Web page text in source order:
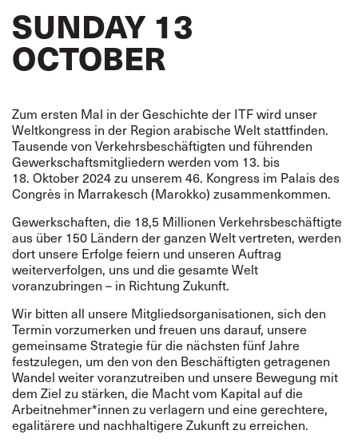
SUNDAY 13
OCTOBER
Zum ersten Mal in der Geschichte der ITF wird unser
Weltkongress in der Region arabische Welt stattfinden.
Tausende von Verkehrsbeschäftigten und führenden
Gewerkschaftsmitgliedern werden vom 13. bis
18. Oktober 2024 zu unserem 46. Kongress im Palais des
Congrès in Marrakesch (Marokko) zusammenkommen.
Gewerkschaften, die 18,5 Millionen Verkehrsbeschäftigte
aus über 150 Ländern der ganzen Welt vertreten, werden
dort unsere Erfolge feiern und unseren Auftrag
weiterverfolgen, uns und die gesamte Welt
voranzubringen – in Richtung Zukunft.
Wir bitten all unsere Mitgliedsorganisationen, sich den
Termin vorzumerken und freuen uns darauf, unsere
gemeinsame Strategie für die nächsten fünf Jahre
festzulegen, um den von den Beschäftigten getragenen
Wandel weiter voranzutreiben und unsere Bewegung mit
dem Ziel zu stärken, die Macht vom Kapital auf die
Arbeitnehmer*innen zu verlagern und eine gerechtere,
egalitärere und nachhaltigere Zukunft zu erreichen.